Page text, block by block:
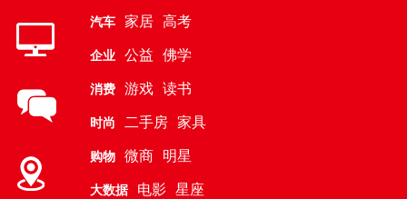
汽车 家居 高考
企业 公益 佛学
消费 游戏 读书
时尚 二手房 家具
购物 微商 明星
大数据 电影 星座